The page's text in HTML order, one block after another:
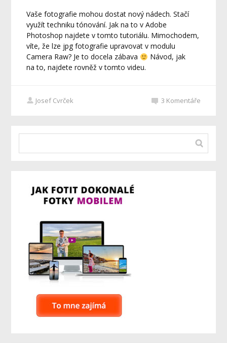
Vaše fotografie mohou dostat nový nádech. Stačí
využít techniku tónování. Jak na to v Adobe
Photoshop najdete v tomto tutoriálu. Mimochodem,
víte, že lze jpg fotografie upravovat v modulu
Camera Raw? Je to docela zábava
Návod, jak
na to, najdete rovněž v tomto videu.
Josef Cvrček 3 Komentáře